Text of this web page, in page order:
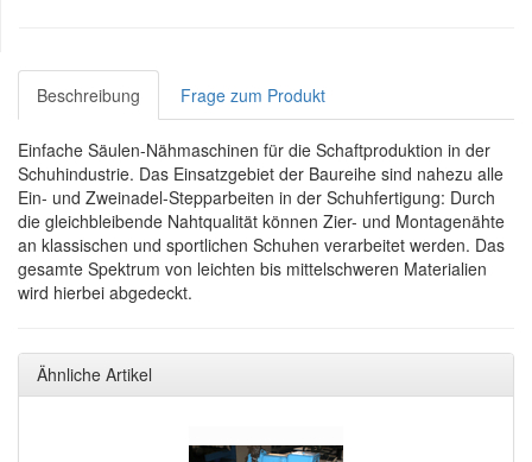
Beschreibung Frage zum Produkt
Einfache Säulen-Nähmaschinen für die Schaftproduktion in der
Schuhindustrie. Das Einsatzgebiet der Baureihe sind nahezu alle
Ein- und Zweinadel-Stepparbeiten in der Schuhfertigung: Durch
die gleichbleibende Nahtqualität können Zier- und Montagenähte
an klassischen und sportlichen Schuhen verarbeitet werden. Das
gesamte Spektrum von leichten bis mittelschweren Materialien
wird hierbei abgedeckt.
Ähnliche Artikel